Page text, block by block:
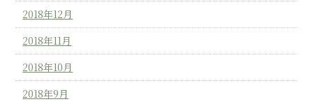
2018年12月
2018年11月
2018年10月
2018年9月